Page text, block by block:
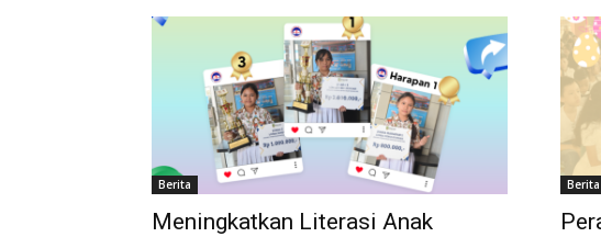
Berita
Meningkatkan Literasi Anak
Berita